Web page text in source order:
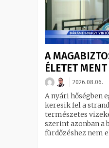
A
ÉLETET MENT
2026.08.06.
A nyári hőségben
keresik fel a
természetes
szerint azonban a
fürdőzéshez nem